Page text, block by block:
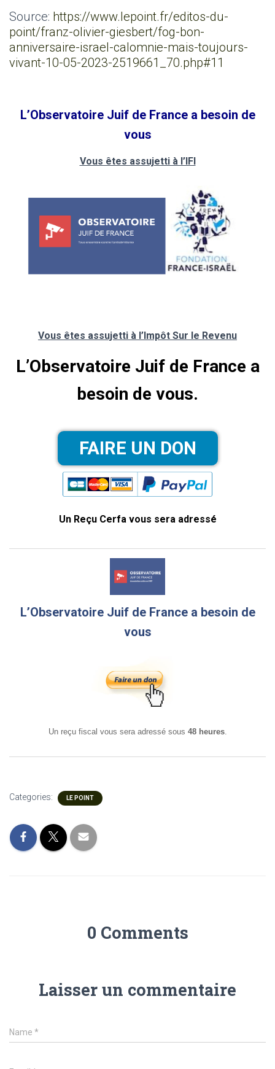
Source: https://www.lepoint.fr/editos-du-
point/franz-olivier-giesbert/fog-bon-
anniversaire-israel-calomnie-mais-toujours-
vivant-10-05-2023-2519661_70.php#11
L’Observatoire Juif de France a besoin de
vous
Vous êtes assujetti à l’IFI
Vous êtes assujetti à l’Impôt Sur le Revenu
L’Observatoire Juif de France a
besoin de vous.
Un Reçu Cerfa vous sera adressé
L’Observatoire Juif de France a besoin de
vous
Un reçu fiscal vous sera adressé sous 48 heures.
Categories: LE POINT
0 Comments
Laisser un commentaire
Name *